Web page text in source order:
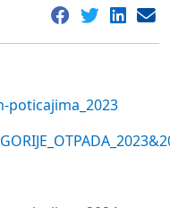
poticajima_2023